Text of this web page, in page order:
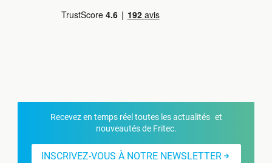
Recevez en temps réel toutes les actualités et
nouveautés de Fritec.
INSCRIVEZ-VOUS À NOTRE NEWSLETTER